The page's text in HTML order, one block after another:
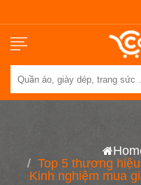
Top 5 thương
Kinh nghiệm mua